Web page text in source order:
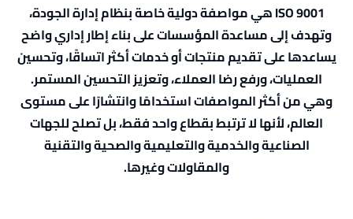
ISO 9001 هي مواصفة دولية خاصة بنظام إدارة الجودة،
وتهدف إلى مساعدة المؤسسات على بناء إطار إداري واضح
يساعدها على تقديم منتجات أو خدمات أكثر اتساقًا، وتحسين
العمليات، ورفع رضا العملاء، وتعزيز التحسين المستمر.
وهي من أكثر المواصفات استخدامًا وانتشارًا على مستوى
العالم، لأنها لا ترتبط بقطاع واحد فقط، بل تصلح للجهات
الصناعية والخدمية والتعليمية والصحية والتقنية
والمقاولات وغيرها.